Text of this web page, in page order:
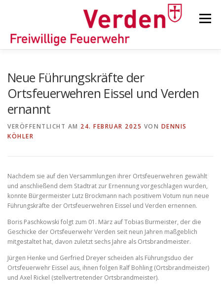
Menü
ORTSFEUERWEHREN
TIPPS/TRICKS
Neue Führungskräfte der
Ortsfeuerwehren Eissel und Verden
ernannt
VERÖFFENTLICHT AM 24. FEBRUAR 2025 VON DENNIS
KÖHLER
Nachdem sie auf den Versammlungen ihrer Ortsfeuerwehren gewählt
und anschließend dem Stadtrat zur Ernennung vorgeschlagen wurden,
konnte Bürgermeister Lutz Brockmann nach positivem Votum nun neue
Führungskräfte der Ortsfeuerwehren Eissel und Verden ernennen.
Boris Paschkowski folgt zum 01. März auf Tobias Burmeister, der die
Geschicke der Ortsfeuerwehr Verden seit neun Jahren maßgeblich
mitgestaltet hat, davon zuletzt sechs Jahre als Ortsbrandmeister.
Jürgen Henke und Gerfried Dreyer scheiden als Führungsduo der
Ortsfeuerwehr Eissel aus, ihnen folgen Ralf Bohling (Ortsbrandmeister)
und Axel Rickel (stellvertretender Ortsbrandmeister).